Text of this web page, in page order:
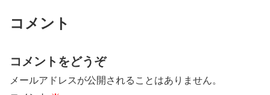
コメント
コメントをどうぞ
メールアドレスが公開されることはありません。